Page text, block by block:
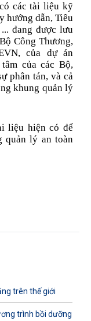
các tài liệu kỹ
hướng dẫn, Tiêu
đang được lưu
Công Thương,
của dự án
của các Bộ,
phân tán, và cả
khung quản lý
liệu hiện có để
quản lý an toàn
trên thế giới
trình bồi dưỡng